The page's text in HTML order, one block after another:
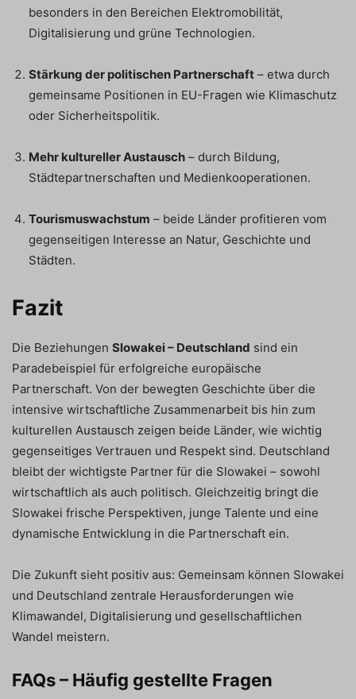
besonders in den Bereichen Elektromobilität,
Digitalisierung und grüne Technologien.
Stärkung der politischen Partnerschaft – etwa durch
gemeinsame Positionen in EU-Fragen wie Klimaschutz
oder Sicherheitspolitik.
Mehr kultureller Austausch – durch Bildung,
Städtepartnerschaften und Medienkooperationen.
Tourismuswachstum – beide Länder profitieren vom
gegenseitigen Interesse an Natur, Geschichte und
Städten.
Fazit
Die Beziehungen Slowakei – Deutschland sind ein
Paradebeispiel für erfolgreiche europäische
Partnerschaft. Von der bewegten Geschichte über die
intensive wirtschaftliche Zusammenarbeit bis hin zum
kulturellen Austausch zeigen beide Länder, wie wichtig
gegenseitiges Vertrauen und Respekt sind. Deutschland
bleibt der wichtigste Partner für die Slowakei – sowohl
wirtschaftlich als auch politisch. Gleichzeitig bringt die
Slowakei frische Perspektiven, junge Talente und eine
dynamische Entwicklung in die Partnerschaft ein.
Die Zukunft sieht positiv aus: Gemeinsam können Slowakei
und Deutschland zentrale Herausforderungen wie
Klimawandel, Digitalisierung und gesellschaftlichen
Wandel meistern.
FAQs – Häufig gestellte Fragen